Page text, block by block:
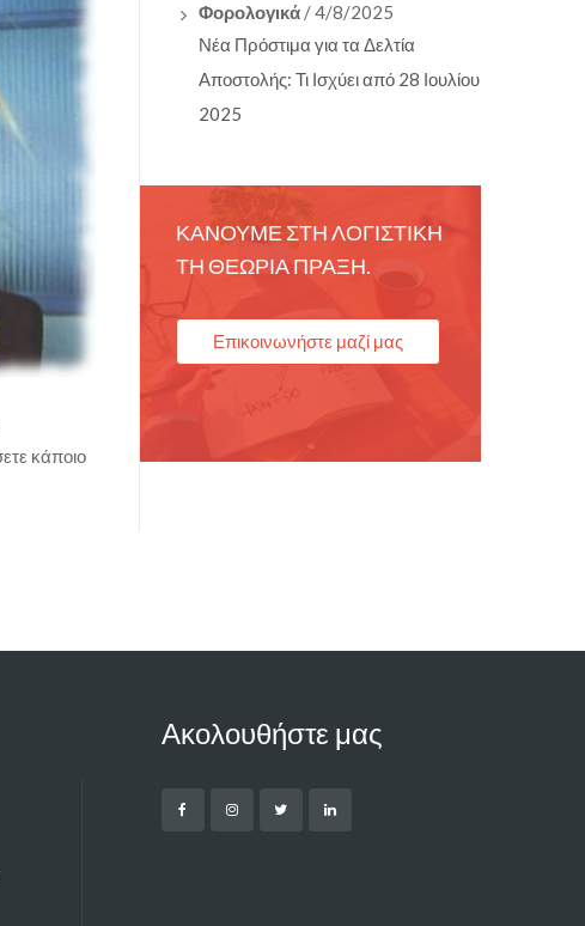
κάποιο
Φορολογικά / 4/8/2025
Νέα Πρόστιμα για τα Δελτία
Αποστολής: Τι Ισχύει από 28 Ιουλίου
2025
ΚΑΝΟΥΜΕ ΣΤΗ ΛΟΓΙΣΤΙΚΗ
ΤΗ ΘΕΩΡΙΑ ΠΡΑΞΗ.
Επικοινωνήστε μαζί μας
Ακολουθήστε μας